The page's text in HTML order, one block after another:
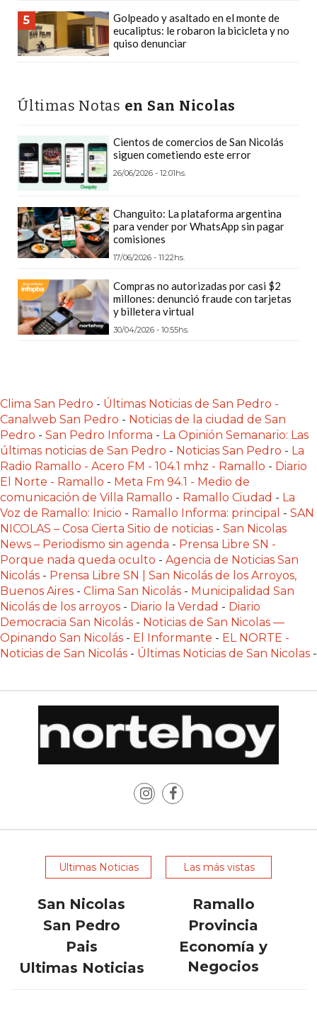
ONLINE
GRATIS
SUPLEMENTOS
PERGAMINO:
COMPRAR
PROTEÍNA,
CREATINA
PRE
ENTRENO
CON
PROFESIONAL
QUÉ
ES
FUNCIONA:
CREAR
TIENDAS
ONLINE
CON
PEDIDOS
POR
WHATSAPP
ONLINE
GRATIS
EN
ARGENTINA:
CHANGUITO.COM.AR
VENTA
PEDIDOS
COMIDA
WHATSAPP:
DEFINITIVA
5
Golpeado y asaltado en el monte de
eucaliptus: le robaron la bicicleta y no
quiso denunciar
Últimas Notas en San Nicolas
Cientos de comercios de San Nicolás
siguen cometiendo este error
26/06/2026 - 12:01hs.
Changuito: La plataforma argentina
para vender por WhatsApp sin pagar
comisiones
17/06/2026 - 11:22hs.
Compras no autorizadas por casi $2
millones: denunció fraude con tarjetas
y billetera virtual
30/04/2026 - 10:55hs.
Clima San Pedro - Últimas Noticias de San Pedro -
Canalweb San Pedro - Noticias de la ciudad de San
Pedro - San Pedro Informa - La Opinión Semanario: Las
últimas noticias de San Pedro - Noticias San Pedro - La
Radio Ramallo - Acero FM - 104.1 mhz - Ramallo - Diario
El Norte - Ramallo - Meta Fm 94.1 - Medio de
comunicación de Villa Ramallo - Ramallo Ciudad - La
Voz de Ramallo: Inicio - Ramallo Informa: principal - SAN
NICOLAS – Cosa Cierta Sitio de noticias - San Nicolas
News – Periodismo sin agenda - Prensa Libre SN -
Porque nada queda oculto - Agencia de Noticias San
Nicolás - Prensa Libre SN | San Nicolás de los Arroyos,
Buenos Aires - Clima San Nicolás - Municipalidad San
Nicolás de los arroyos - Diario la Verdad - Diario
Democracia San Nicolás - Noticias de San Nicolas —
Opinando San Nicolás - El Informante - EL NORTE -
Noticias de San Nicolás - Últimas Noticias de San Nicolas -
Ultimas Noticias Las más vistas
San Nicolas
Ramallo
San Pedro
Provincia
Pais
Economía y
Negocios
Ultimas Noticias